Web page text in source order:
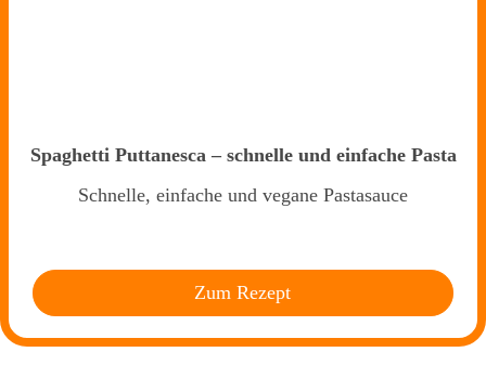
Spaghetti Puttanesca – schnelle und einfache Pasta
Schnelle, einfache und vegane Pastasauce
Zum Rezept